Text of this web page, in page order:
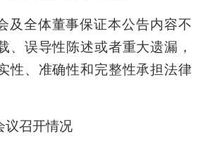
及全体董事保证本公告内容不
、误导性陈述或者重大遗漏，
性、准确性和完整性承担法律
议召开情况